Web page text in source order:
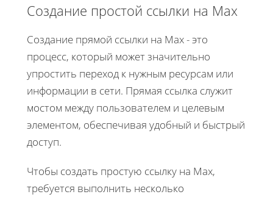
Создание простой ссылки на Max
Создание прямой ссылки на Max - это
процесс, который может значительно
упростить переход к нужным ресурсам или
информации в сети. Прямая ссылка служит
мостом между пользователем и целевым
элементом, обеспечивая удобный и быстрый
доступ.
Чтобы создать простую ссылку на Max,
требуется выполнить несколько